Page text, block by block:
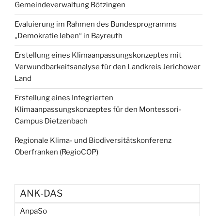
Gemeindeverwaltung Bötzingen
Evaluierung im Rahmen des Bundesprogramms
„Demokratie leben“ in Bayreuth
Erstellung eines Klimaanpassungskonzeptes mit
Verwundbarkeitsanalyse für den Landkreis Jerichower
Land
Erstellung eines Integrierten
Klimaanpassungskonzeptes für den Montessori-
Campus Dietzenbach
Regionale Klima- und Biodiversitätskonferenz
Oberfranken (RegioCOP)
ANK-DAS
AnpaSo